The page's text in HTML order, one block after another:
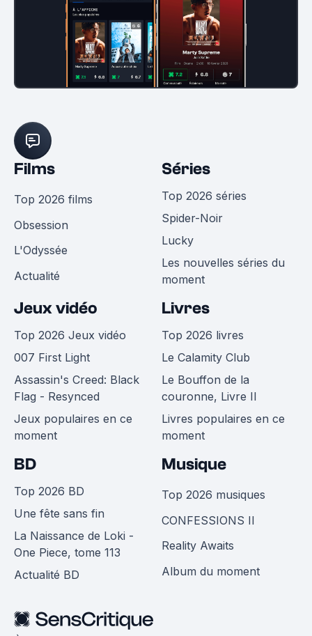
Films
Top 2026 films
Obsession
L'Odyssée
Actualité
Séries
Top 2026 séries
Spider-Noir
Lucky
Les nouvelles séries du
moment
Jeux vidéo
Top 2026 Jeux vidéo
007 First Light
Assassin's Creed: Black
Flag - Resynced
Jeux populaires en ce
moment
Livres
Top 2026 livres
Le Calamity Club
Le Bouffon de la
couronne, Livre II
Livres populaires en ce
moment
BD
Top 2026 BD
Une fête sans fin
La Naissance de Loki -
One Piece, tome 113
Actualité BD
Musique
Top 2026 musiques
CONFESSIONS II
Reality Awaits
Album du moment